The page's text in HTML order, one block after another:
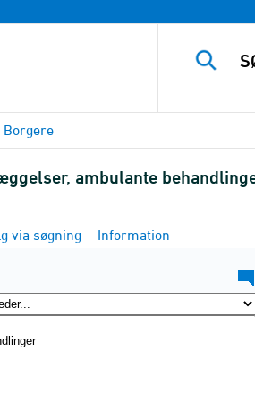
Borgere
ambulante
via søgning Information